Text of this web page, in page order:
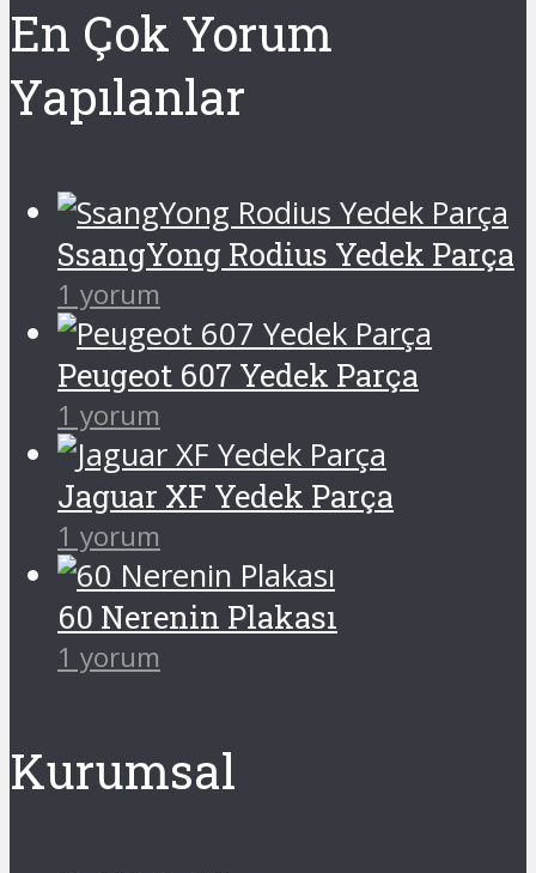
En Çok Yorum
Yapılanlar
SsangYong Rodius Yedek Parça
1 yorum
Peugeot 607 Yedek Parça
1 yorum
Jaguar XF Yedek Parça
1 yorum
60 Nerenin Plakası
1 yorum
Kurumsal